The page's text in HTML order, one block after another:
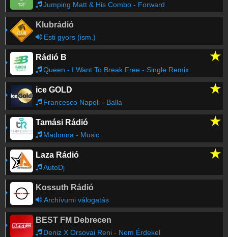
01:18 Inna-
01:13 Crystal Waters
Régebbi számok lekérése
Jumping Matt & His Combo - Forward
Klubrádió
Esti gyors (ism.)
Rádió B ★
Queen - I Want To Break Free - Single Remix
ice GOLD ★
Francesco Napoli - Balla
Tamási Rádió ★
Madonna - Music
Laza Rádió ★
AutoDj
Kossuth Rádió
Archívumi válogatás
BEST FM Debrecen
Deniz X Orsovai Reni - Nem Érdekel